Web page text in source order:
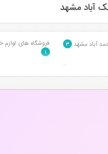
آباد مشهد
آباد مشهد ۳ فروشگاه های لوازم
۱
سجاد مشهد